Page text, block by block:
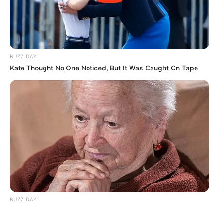
BUZZ DAY
Kate Thought No One Noticed, But It Was Caught On Tape
BUZZ DAY